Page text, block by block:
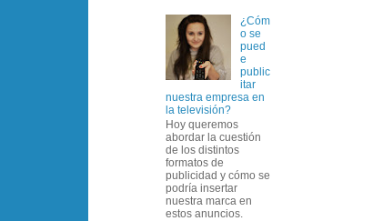
¿Cóm
o se
pued
e
public
itar
nuestra empresa en
la televisión?
Hoy queremos
abordar la cuestión
de los distintos
formatos de
publicidad y cómo se
podría insertar
nuestra marca en
estos anuncios.